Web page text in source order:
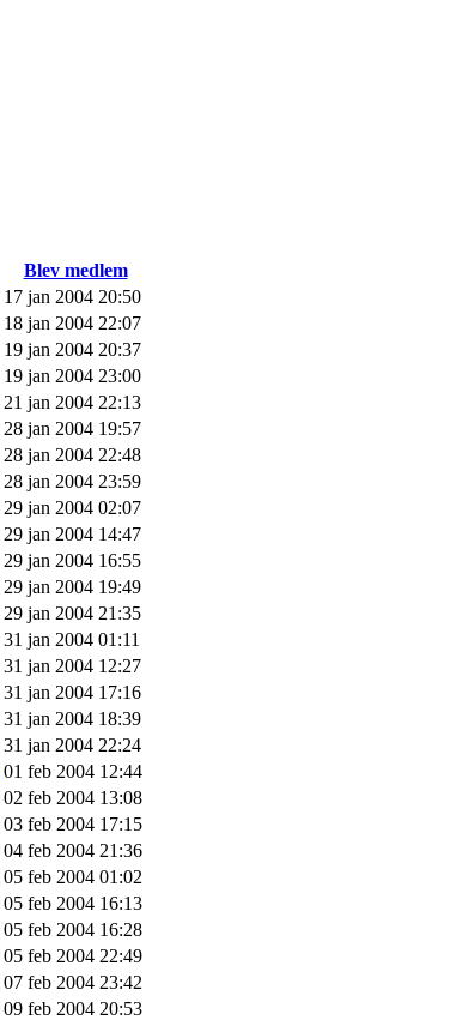
Blev medlem
17 jan 2004 20:50
18 jan 2004 22:07
19 jan 2004 20:37
19 jan 2004 23:00
21 jan 2004 22:13
28 jan 2004 19:57
28 jan 2004 22:48
28 jan 2004 23:59
29 jan 2004 02:07
29 jan 2004 14:47
29 jan 2004 16:55
29 jan 2004 19:49
29 jan 2004 21:35
31 jan 2004 01:11
31 jan 2004 12:27
31 jan 2004 17:16
31 jan 2004 18:39
31 jan 2004 22:24
01 feb 2004 12:44
02 feb 2004 13:08
03 feb 2004 17:15
04 feb 2004 21:36
05 feb 2004 01:02
05 feb 2004 16:13
05 feb 2004 16:28
05 feb 2004 22:49
07 feb 2004 23:42
09 feb 2004 20:53